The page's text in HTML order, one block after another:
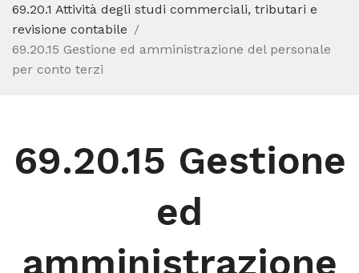
69.20.1 Attività degli studi commerciali, tributari e
revisione contabile
69.20.15 Gestione ed amministrazione del personale
per conto terzi
69.20.15 Gestione
ed
amministrazione